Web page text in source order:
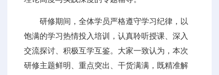
研修期间，全体学员严格遵守学习纪律，以
饱满的学习热情投入培训，认真聆听授课、深入
交流探讨、积极互学互鉴。大家一致认为，本次
研修主题鲜明、重点突出、干货满满，既精准解